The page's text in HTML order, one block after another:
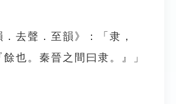
去聲．至韻》：「隶，
餘也。秦晉之間曰隶。』」